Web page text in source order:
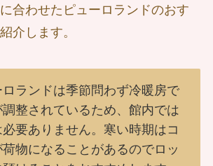
合わせたピューロランドのおす
介します。
ロランドは季節問わず冷暖房で
整されているため、館内では
要ありません。寒い時期はコ
物になることがあるのでロッ